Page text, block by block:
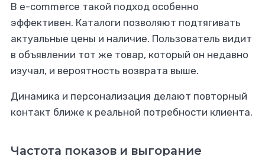
В e-commerce такой подход особенно
эффективен. Каталоги позволяют подтягивать
актуальные цены и наличие. Пользователь видит
в объявлении тот же товар, который он недавно
изучал, и вероятность возврата выше.
Динамика и персонализация делают повторный
контакт ближе к реальной потребности клиента.
Частота показов и выгорание